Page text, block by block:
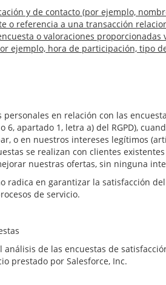
y de contacto (por ejemplo,
o referencia a una transacción
o valoraciones
ejemplo, hora de participación, tipo
en relación con las
6, apartado 1, letra a) del RGPD),
o en nuestros intereses legítimos
se realizan con clientes
nuestras ofertas, sin ninguna
radica en garantizar la satisfacción
de servicio.
de las encuestas de
prestado por Salesforce, Inc.